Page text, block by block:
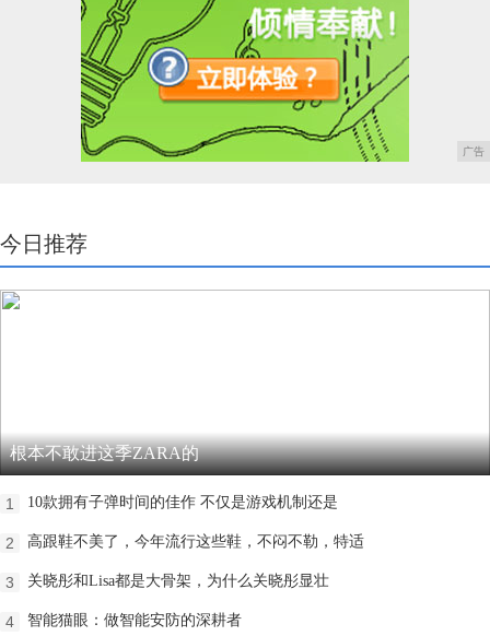
广告
今日推荐
根本不敢进这季ZARA的
1 10款拥有子弹时间的佳作 不仅是游戏机制还是
2 高跟鞋不美了，今年流行这些鞋，不闷不勒，特适
3 关晓彤和Lisa都是大骨架，为什么关晓彤显壮
4 智能猫眼：做智能安防的深耕者